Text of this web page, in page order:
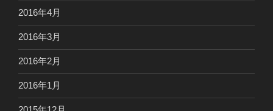
2016年4月
2016年3月
2016年2月
2016年1月